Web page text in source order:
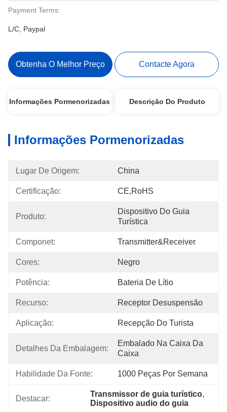
Payment Terms:
L/C, Paypal
Obtenha O Melhor Preço Contacte Agora
Informações Pormenorizadas Descrição Do Produto
Informações Pormenorizadas
Lugar De Origem: China
Certificação: CE,RoHS
Produto:
Dispositivo Do Guia
Turística
Componet: Transmitter&Receiver
Cores: Negro
Potência: Bateria De Lítio
Recurso: Receptor Desuspensão
Aplicação: Recepção Do Turista
Detalhes Da Embalagem:
Embalado Na Caixa Da
Caixa
Habilidade Da Fonte: 1000 Peças Por Semana
Destacar:
Transmissor de guia turístico,
Dispositivo audio do guia